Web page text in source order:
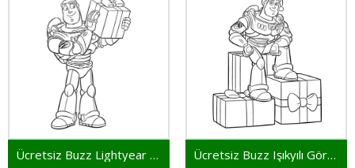
Ücretsiz Buzz Lightyear Çocuklar İçin Ücretsiz Buzz Işıkyılı Görsel